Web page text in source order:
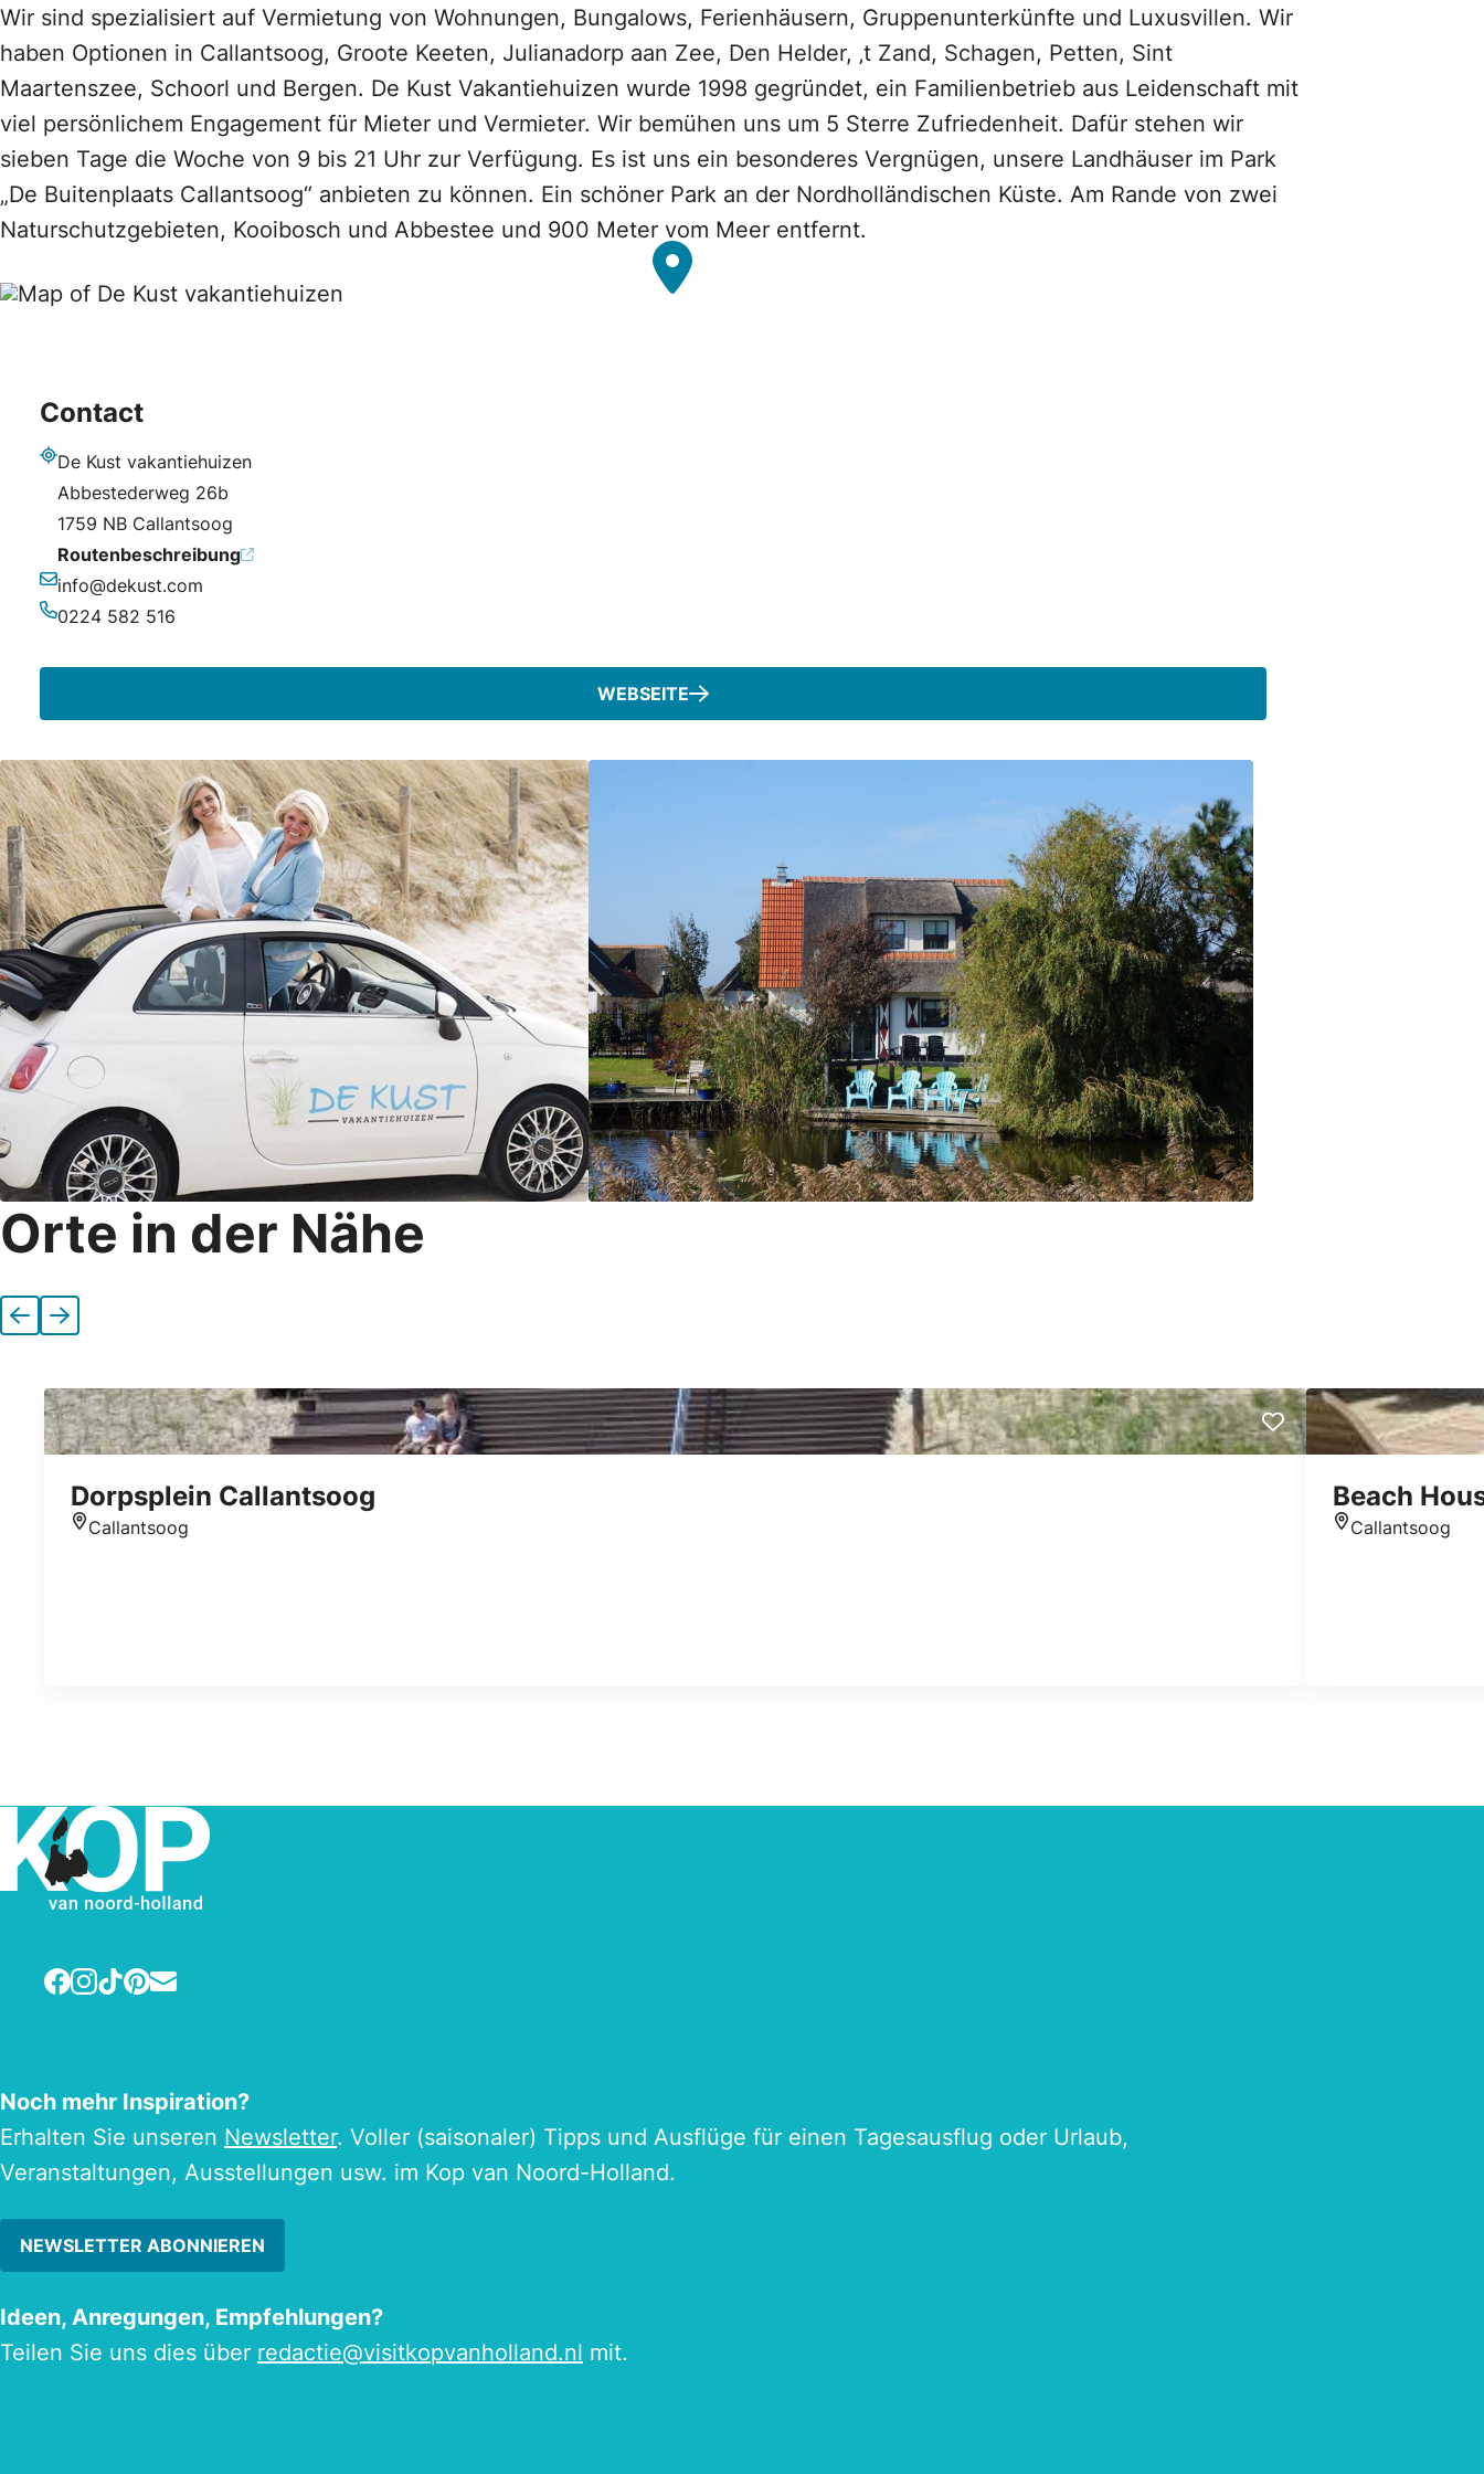
Wir sind spezialisiert auf Vermietung von Wohnungen, Bungalows, Ferienhäusern, Gruppenunterkünfte und Luxusvillen. Wir
haben Optionen in Callantsoog, Groote Keeten, Julianadorp aan Zee, Den Helder, ‚t Zand, Schagen, Petten, Sint
Maartenszee, Schoorl und Bergen. De Kust Vakantiehuizen wurde 1998 gegründet, ein Familienbetrieb aus Leidenschaft mit
viel persönlichem Engagement für Mieter und Vermieter. Wir bemühen uns um 5 Sterre Zufriedenheit. Dafür stehen wir
sieben Tage die Woche von 9 bis 21 Uhr zur Verfügung. Es ist uns ein besonderes Vergnügen, unsere Landhäuser im Park
„De Buitenplaats Callantsoog“ anbieten zu können. Ein schöner Park an der Nordholländischen Küste. Am Rande von zwei
Naturschutzgebieten, Kooibosch und Abbestee und 900 Meter vom Meer entfernt.
Contact
De Kust vakantiehuizen
Abbestederweg 26b
1759 NB Callantsoog
Routenbeschreibung
E-Mail-Adresse
info@dekust.com
0224 582 516
WEBSEITE
Orte in der Nähe
Vorherige
Nächste
Dorpsplein Callantsoog
Callantsoog
Beach
Callantsoog
Facebook
Instagram
TikTok
Pinterest
E-mail
Noch mehr Inspiration?
Erhalten Sie unseren Newsletter. Voller (saisonaler) Tipps und Ausflüge für einen Tagesausflug oder Urlaub,
Veranstaltungen, Ausstellungen usw. im Kop van Noord-Holland.
NEWSLETTER ABONNIEREN
Ideen, Anregungen, Empfehlungen?
Teilen Sie uns dies über redactie@visitkopvanholland.nl mit.